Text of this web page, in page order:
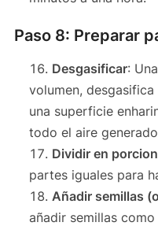
Paso 8: Preparar
Desgasificar:
volumen,
una superficie
todo el aire
Dividir en
partes iguales para
Añadir semillas
añadir semillas